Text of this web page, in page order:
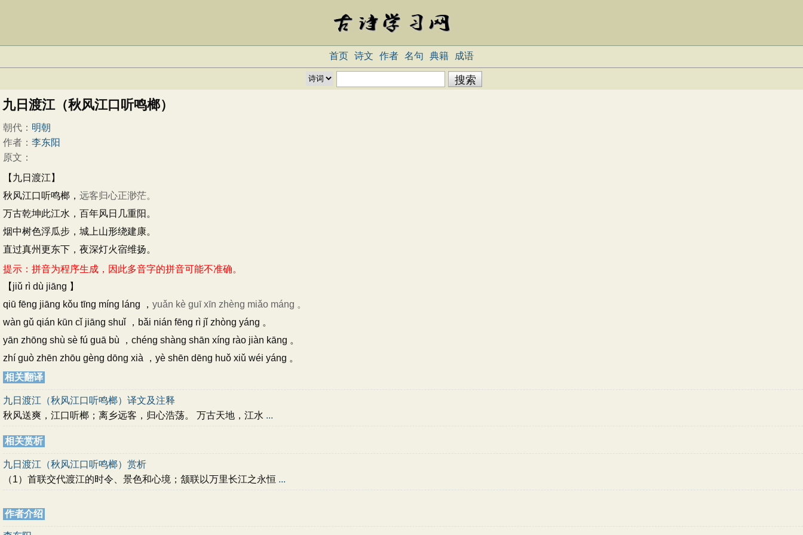
首页 诗文 作者 名句 典籍 成语
九日渡江（秋风江口听鸣榔）
朝代： 明朝
作者： 李东阳
原文：
【九日渡江】
秋风江口听鸣榔， 远客归心正渺茫。
万古乾坤此江水，百年风日几重阳。
烟中树色浮瓜步，城上山形绕建康。
直过真州更东下，夜深灯火宿维扬。
提示：拼音为程序生成，因此多音字的拼音可能不准确。
【jiǔ rì dù jiāng 】
qiū fēng jiāng kǒu tīng míng láng ， yuǎn kè guī xīn zhèng miǎo máng 。
wàn gǔ qián kūn cǐ jiāng shuǐ ，bǎi nián fēng rì jǐ zhòng yáng 。
yān zhōng shù sè fú guā bù ，chéng shàng shān xíng rào jiàn kāng 。
zhí guò zhēn zhōu gèng dōng xià ，yè shēn dēng huǒ xiǔ wéi yáng 。
相关翻译
九日渡江（秋风江口听鸣榔）译文及注释
秋风送爽，江口听榔；离乡远客，归心浩荡。 万古天地，江水 ...
相关赏析
九日渡江（秋风江口听鸣榔）赏析
（1）首联交代渡江的时令、景色和心境；颔联以万里长江之永恒 ...
作者介绍